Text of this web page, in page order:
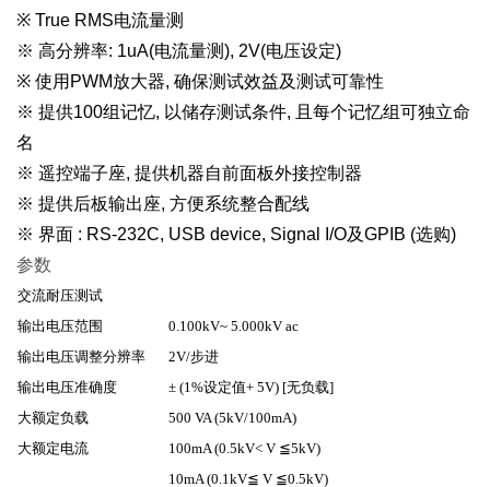
※ True RMS电流量测
※ 高分辨率: 1uA(电流量测), 2V(电压设定)
※ 使用PWM放大器, 确保测试效益及测试可靠性
※ 提供100组记忆, 以储存测试条件, 且每个记忆组可独立命
名
※ 遥控端子座, 提供机器自前面板外接控制器
※ 提供后板输出座, 方便系统整合配线
※ 界面 : RS-232C, USB device, Signal I/O及GPIB (选购)
参数
交流耐压测试
输出电压范围
0.100kV~ 5.000kV ac
输出电压调整分辨率
2V/步进
输出电压准确度
± (1%设定值+ 5V) [无负载]
大额定负载
500 VA (5kV/100mA)
大额定电流
100mA (0.5kV< V ≦5kV)
10mA (0.1kV≦ V ≦0.5kV)